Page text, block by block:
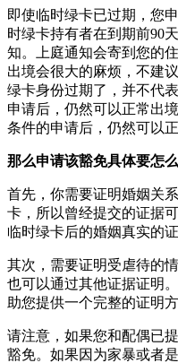
即使临时绿卡已过期，您
时绿卡持有者在到期前90
知。上庭通知会寄到您的
出境会很大的麻烦，不建
绿卡身份过期了，并不代
申请后，仍然可以正常出
条件的申请后，仍然可以正
那么申请该豁免具体要怎
首先，你需要证明婚姻关
卡，所以曾经提交的证据
临时绿卡后的婚姻真实的证
其次，需要证明受虐待的
也可以通过其他证据证明
助您提供一个完整的证明方
请注意，如果您和配偶已
豁免。如果因为家暴或者